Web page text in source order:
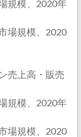
規模、2020年
場規模、2020
売上高・販売
規模、2020年
場規模、2020